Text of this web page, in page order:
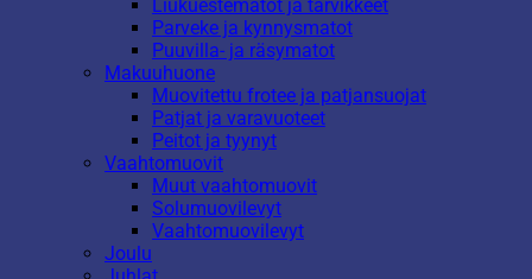
Liukuestematot ja tarvikkeet
Parveke ja kynnysmatot
Puuvilla- ja räsymatot
Makuuhuone
Muovitettu frotee ja patjansuojat
Patjat ja varavuoteet
Peitot ja tyynyt
Vaahtomuovit
Muut vaahtomuovit
Solumuovilevyt
Vaahtomuovilevyt
Joulu